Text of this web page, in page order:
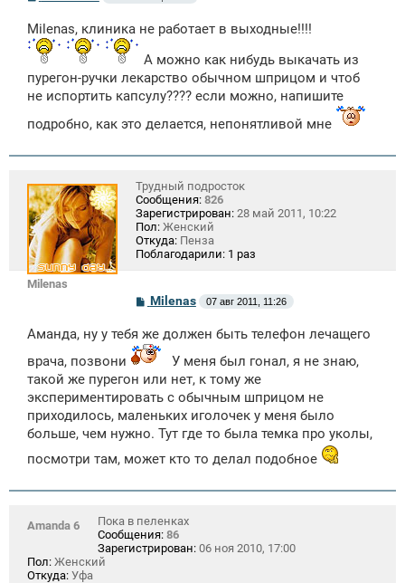
б
щ
е
и
е
Milenas, клиника не работает в выходные!!!!
А можно как нибудь выкачать из
пурегон-ручки лекарство обычном шприцом и чтоб
не испортить капсулу???? если можно, напишите
подробно, как это делается, непонятливой мне
Milenas
Трудный подросток
Сообщения: 826
Зарегистрирован: 28 май 2011, 10:22
Пол: Женский
Откуда: Пенза
Поблагодарили: 1 раз
С
б
щ
е
н
и
е
Milenas 07 авг 2011, 11:26
Аманда, ну у тебя же должен быть телефон лечащего
врача, позвони
У меня был гонал, я не знаю,
такой же пурегон или нет, к тому же
экспериментировать с обычным шприцом не
приходилось, маленьких иголочек у меня было
больше, чем нужно. Тут где то была темка про уколы,
посмотри там, может кто то делал подобное
Amanda 6
Пока в пеленках
Сообщения: 86
Зарегистрирован: 06 ноя 2010, 17:00
Пол: Женский
Откуда: Уфа